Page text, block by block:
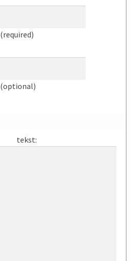
(required)
(optional)
tekst: